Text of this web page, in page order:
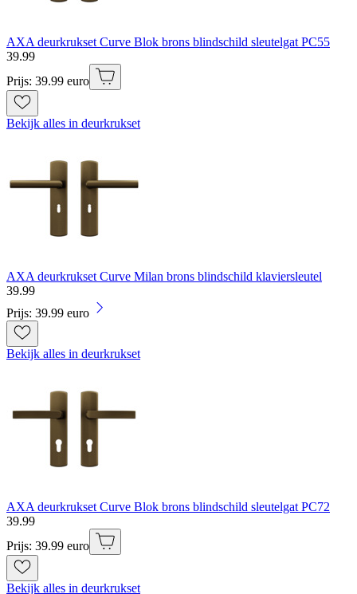
AXA deurkrukset Curve Blok brons blindschild sleutelgat PC55
39.99
Prijs: 39.99 euro
Bekijk alles in deurkrukset
AXA deurkrukset Curve Milan brons blindschild klaviersleutel
39.99
Prijs: 39.99 euro
Bekijk alles in deurkrukset
AXA deurkrukset Curve Blok brons blindschild sleutelgat PC72
39.99
Prijs: 39.99 euro
Bekijk alles in deurkrukset